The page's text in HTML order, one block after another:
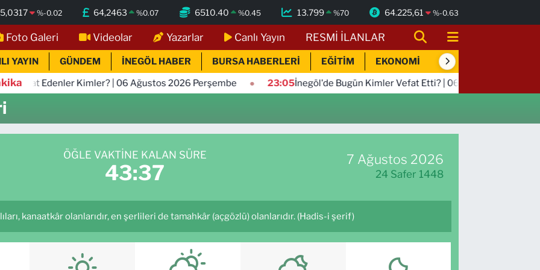
%-0.02 64,2463 %0.07 6510.40 %0.45 13.799 %70 64.225,61 %-0.63
Foto Galeri Videolar Yazarlar Canlı Yayın RESMİ İLANLAR
YAYIN GÜNDEM İNEGÖL HABER BURSA HABERLERİ EĞİTİM EKONOMİ SİYASET
Edenler Kimler? | 06 Ağustos 2026 Perşembe 23:05 İnegöl'de Bugün Kimler Vefat Etti? | 06 Ağustos 2026 Perşembe
ÖĞLE VAKTINE KALAN SÜRE
43:36
7 Ağustos 2026
24 Safer 1448
kanaatkâr olanlarıdır, en şerlileri de tamahkâr (açgözlü) olanlarıdır. (Hadis-i şerif)